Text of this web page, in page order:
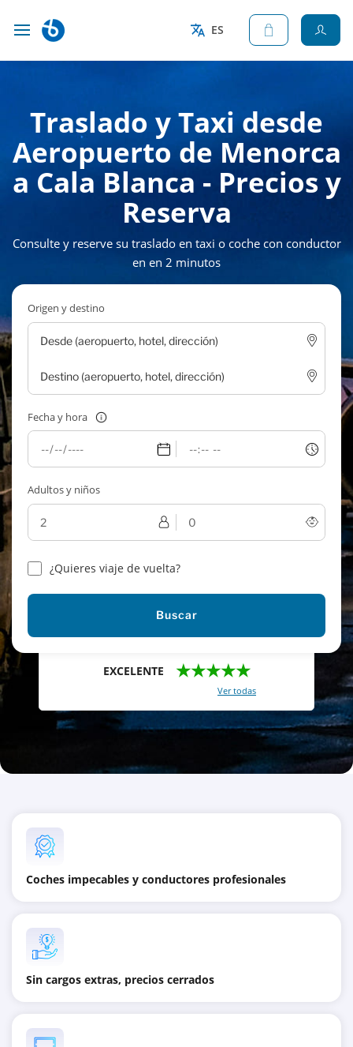
ES
Traslado y Taxi desde
Aeropuerto de Menorca
a Cala Blanca - Precios y
Reserva
Consulte y reserve su traslado en taxi o coche con conductor
en en 2 minutos
Origen y destino
Fecha y hora
Adultos y niños
¿Quieres viaje de vuelta?
Buscar
EXCELENTE ★★★★★
Ver todas
Coches impecables y conductores profesionales
Sin cargos extras, precios cerrados